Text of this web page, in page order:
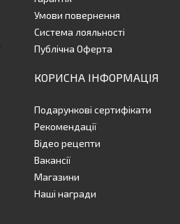
Умови повернення
Система лояльності
Публічна Оферта
КОРИСНА ІНФОРМАЦІЯ
Подарункові сертифікати
Рекомендації
Відео рецепти
Вакансії
Магазини
Наші награди